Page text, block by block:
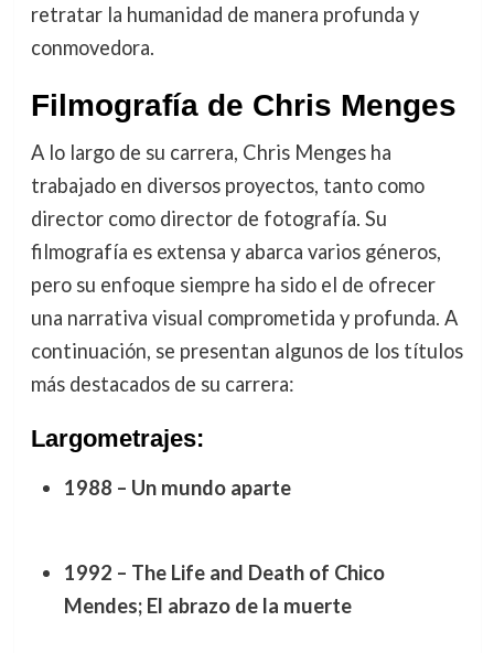
retratar la humanidad de manera profunda y
conmovedora.
Filmografía de Chris Menges
A lo largo de su carrera, Chris Menges ha
trabajado en diversos proyectos, tanto como
director como director de fotografía. Su
filmografía es extensa y abarca varios géneros,
pero su enfoque siempre ha sido el de ofrecer
una narrativa visual comprometida y profunda. A
continuación, se presentan algunos de los títulos
más destacados de su carrera:
Largometrajes:
1988 – Un mundo aparte
1992 – The Life and Death of Chico
Mendes; El abrazo de la muerte